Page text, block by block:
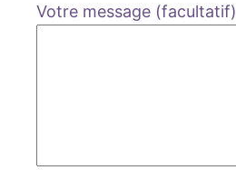
Votre message (facultatif)